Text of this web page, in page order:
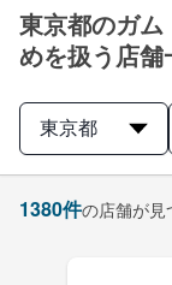
東京都のガ
めを扱う店舗
東京都
1380件の店舗が見